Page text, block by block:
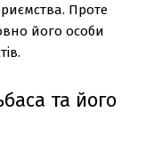
Проте
його особи
та його